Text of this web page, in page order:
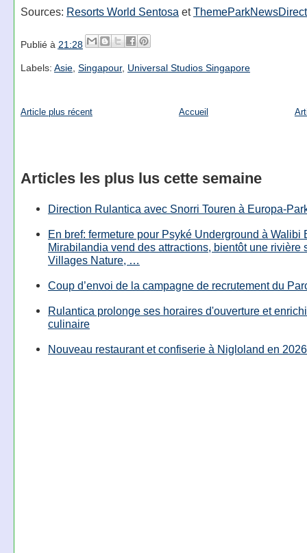
Sources: Resorts World Sentosa et
Publié à 21:28
Labels: Asie, Singapour, Universal Studios Singapore
Article plus récent Accueil
Articles les plus lus cette semaine
Direction Rulantica avec Snorri Touren à Europa-
En bref: fermeture pour Psyké Underground à Walibi
Mirabilandia vend des attractions, bientôt une rivière
Villages Nature, …
Coup d’envoi de la campagne de recrutement du
Rulantica prolonge ses horaires d'ouverture et
culinaire
Nouveau restaurant et confiserie à Nigloland en 2026